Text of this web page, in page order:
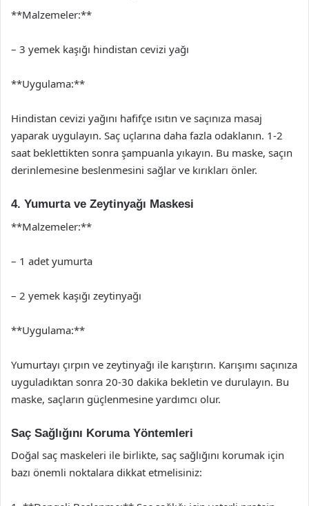
**Malzemeler:**
– 3 yemek kaşığı hindistan cevizi yağı
**Uygulama:**
Hindistan cevizi yağını hafifçe ısıtın ve saçınıza masaj
yaparak uygulayın. Saç uçlarına daha fazla odaklanın. 1-2
saat beklettikten sonra şampuanla yıkayın. Bu maske, saçın
derinlemesine beslenmesini sağlar ve kırıkları önler.
4. Yumurta ve Zeytinyağı Maskesi
**Malzemeler:**
– 1 adet yumurta
– 2 yemek kaşığı zeytinyağı
**Uygulama:**
Yumurtayı çırpın ve zeytinyağı ile karıştırın. Karışımı saçınıza
uyguladıktan sonra 20-30 dakika bekletin ve durulayın. Bu
maske, saçların güçlenmesine yardımcı olur.
Saç Sağlığını Koruma Yöntemleri
Doğal saç maskeleri ile birlikte, saç sağlığını korumak için
bazı önemli noktalara dikkat etmelisiniz: